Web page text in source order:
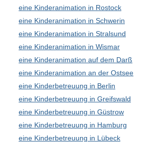
eine Kinderanimation in Rostock
eine Kinderanimation in Schwerin
eine Kinderanimation in Stralsund
eine Kinderanimation in Wismar
eine Kinderanimation auf dem Darß
eine Kinderanimation an der Ostsee
eine Kinderbetreuung in Berlin
eine Kinderbetreuung in Greifswald
eine Kinderbetreuung in Güstrow
eine Kinderbetreuung in Hamburg
eine Kinderbetreuung in Lübeck